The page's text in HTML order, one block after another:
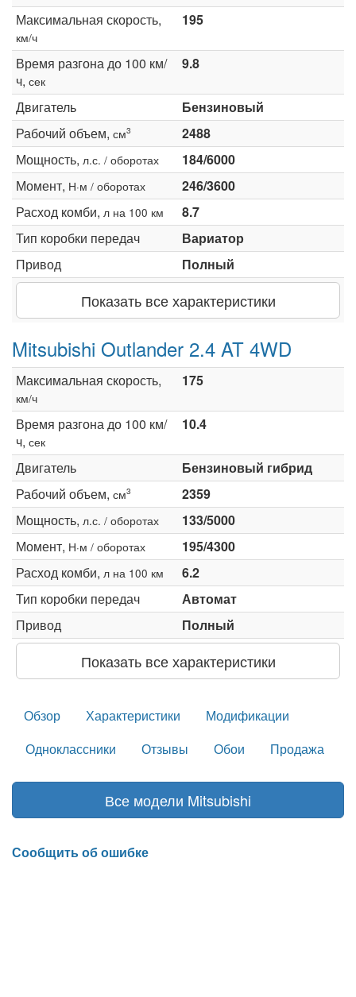
Максимальная скорость,
км/ч
195
Время разгона до 100 км/
ч, сек
9.8
Двигатель
Бензиновый
Рабочий объем, см3
2488
Мощность, л.с. / оборотах
184/6000
Момент, Н·м / оборотах
246/3600
Расход комби, л на 100 км
8.7
Тип коробки передач
Вариатор
Привод
Полный
Показать все характеристики
Mitsubishi Outlander 2.4 AT 4WD
Максимальная скорость,
км/ч
175
Время разгона до 100 км/
ч, сек
10.4
Двигатель
Бензиновый гибрид
Рабочий объем, см3
2359
Мощность, л.с. / оборотах
133/5000
Момент, Н·м / оборотах
195/4300
Расход комби, л на 100 км
6.2
Тип коробки передач
Автомат
Привод
Полный
Показать все характеристики
Обзор Характеристики
Модификации
Одноклассники
Отзывы Обои Продажа
Все модели Mitsubishi
Сообщить об ошибке